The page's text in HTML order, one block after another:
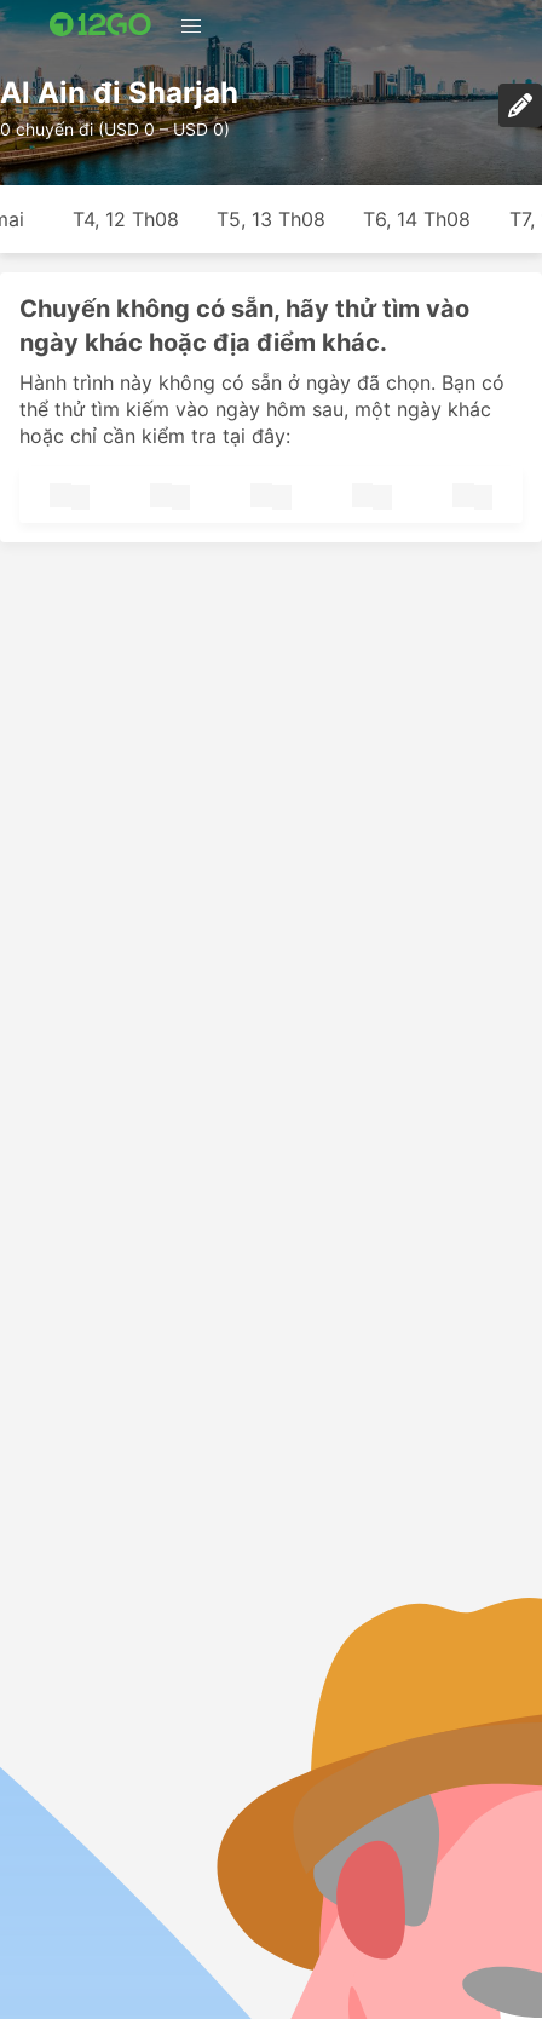
Al Ain đi Sharjah
0 chuyến đi (USD 0 – USD 0)
T4, 12 Th08 T5, 13 Th08 T6, 14 Th08 T7,
Chuyến không có sẵn, hãy thử tìm vào
ngày khác hoặc địa điểm khác.
Hành trình này không có sẵn ở ngày đã chọn. Bạn có
thể thử tìm kiếm vào ngày hôm sau, một ngày khác
hoặc chỉ cần kiểm tra tại đây: